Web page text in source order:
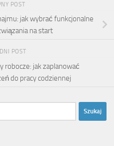
POST
jak wybrać funkcjonalne
na start
POST
robocze: jak zaplanować
do pracy codziennej